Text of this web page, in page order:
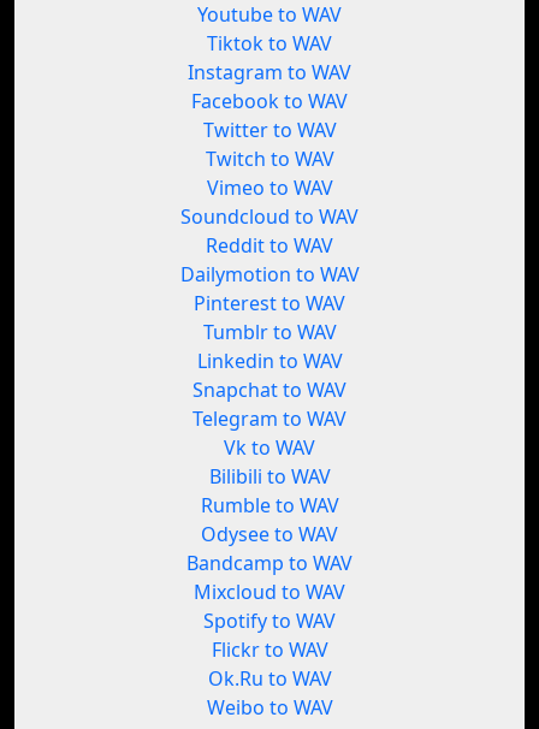
Youtube to WAV
Tiktok to WAV
Instagram to WAV
Facebook to WAV
Twitter to WAV
Twitch to WAV
Vimeo to WAV
Soundcloud to WAV
Reddit to WAV
Dailymotion to WAV
Pinterest to WAV
Tumblr to WAV
Linkedin to WAV
Snapchat to WAV
Telegram to WAV
Vk to WAV
Bilibili to WAV
Rumble to WAV
Odysee to WAV
Bandcamp to WAV
Mixcloud to WAV
Spotify to WAV
Flickr to WAV
Ok.Ru to WAV
Weibo to WAV